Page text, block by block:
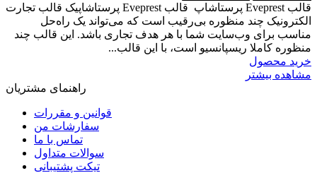
قالب Eveprest پرستاشاپ قالب Eveprest پرستاشاپیک قالب تجارت
الکترونیک چند منظوره بی‌رقیب است که می‌تواند یک راه‌حل
مناسب برای وب‌سایت شما با هر هدف تجاری باشد. این قالب چند
منظوره کاملا ریسپانسیو است، با این قالب...
خرید محصول
مشاهده بیشتر
راهنمای مشتریان
قوانین و مقررات
سفارشات من
تماس با ما
سوالات متداول
تیکت پشتیبانی